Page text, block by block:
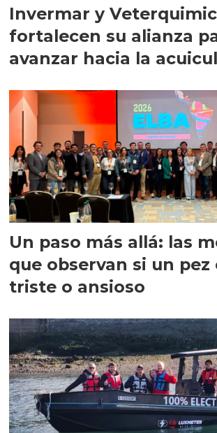
Invermar y
fortalecen su alianza
avanzar hacia la
Un paso más allá: las
que observan si un pez
triste o ansioso